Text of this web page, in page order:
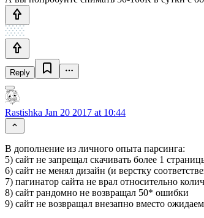
Reply
Rastishka Jan 20 2017 at 10:44
В дополнение из личного опыта парсинга:
5) сайт не запрещал скачивать более 1
6) сайт не менял дизайн (и верстку
7) пагинатор сайта не врал относительно
8) сайт рандомно не возвращал 50* ошибки
9) сайт не возвращал внезапно вместо